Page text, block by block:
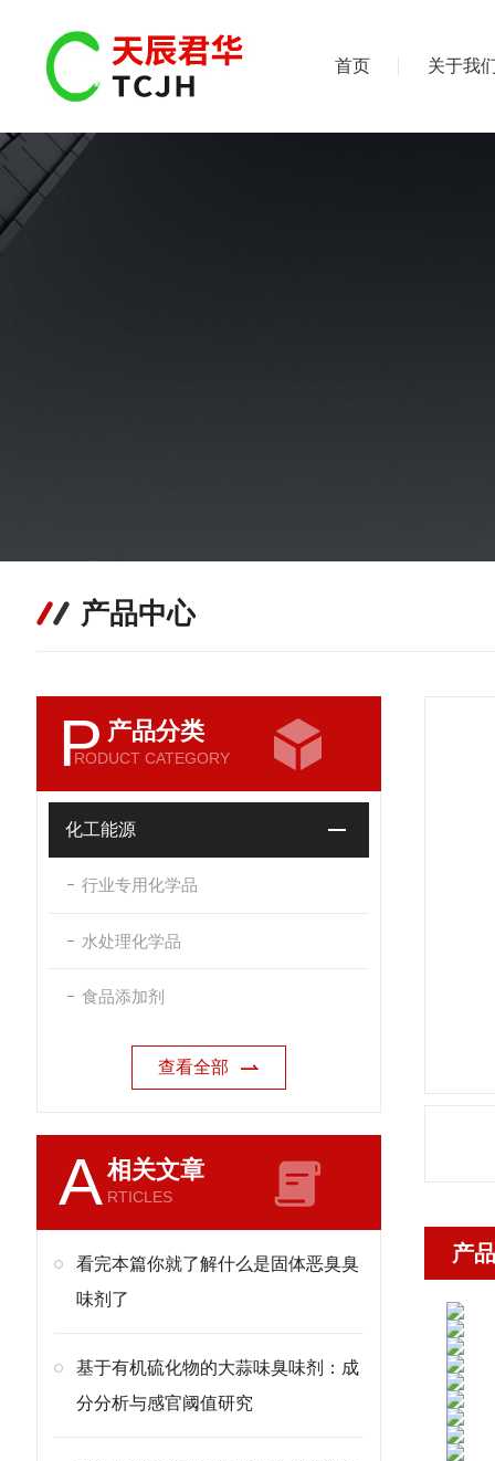
首页 关于我
产品中心
P 产品分类
RODUCT CATEGORY
化工能源
行业专用化学品
水处理化学品
食品添加剂
查看全部
A相关文章
RTICLES
看完本篇你就了解什么是固体恶臭臭
味剂了
基于有机硫化物的大蒜味臭味剂：成
分分析与感官阈值研究
产